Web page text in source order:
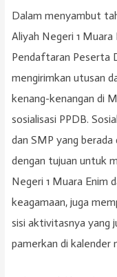
Dalam menyambut
Aliyah Negeri 1 Muara
Pendaftaran Peserta
mengirimkan utusan
kenang-kenangan di
sosialisasi PPDB.
dan SMP yang
dengan tujuan untuk
Negeri 1 Muara Enim
keagamaan, juga
sisi aktivitasnya yang
pamerkan di kalender